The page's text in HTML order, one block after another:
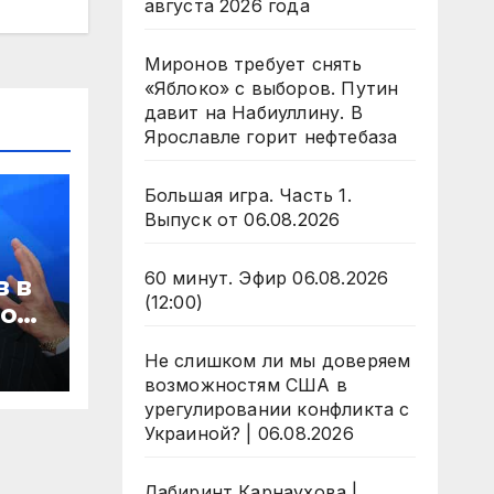
в
августа 2026 года
Миронов требует снять
«Яблоко» с выборов. Путин
давит на Набиуллину. В
Ярославле горит нефтебаза
Большая игра. Часть 1.
Выпуск от 06.08.2026
60 минут. Эфир 06.08.2026
(12:00)
Не слишком ли мы доверяем
возможностям США в
урегулировании конфликта с
Украиной? | 06.08.2026